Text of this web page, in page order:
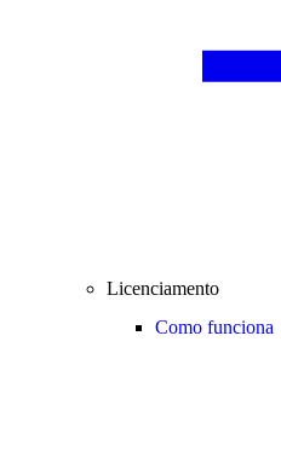
Licenciamento
Como funciona